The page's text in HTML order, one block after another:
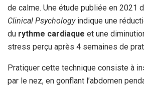
de calme. Une étude publiée en 2021
Clinical Psychologyindique une
du rythme cardiaque et une
stress perçu après 4 semaines de
Pratiquer cette technique consiste à
par le nez, en gonflant l’abdomen